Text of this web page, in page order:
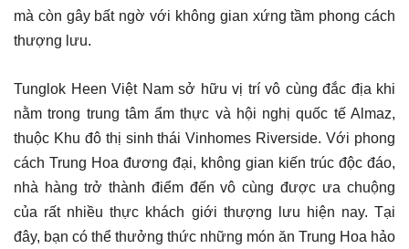
mà còn gây bất ngờ với không gian xứng tầm phong cách
thượng lưu.
Tunglok Heen Việt Nam sở hữu vị trí vô cùng đắc địa khi
nằm trong trung tâm ẩm thực và hội nghị quốc tế Almaz,
thuộc Khu đô thị sinh thái Vinhomes Riverside. Với phong
cách Trung Hoa đương đại, không gian kiến trúc độc đáo,
nhà hàng trở thành điểm đến vô cùng được ưa chuộng
của rất nhiều thực khách giới thượng lưu hiện nay. Tại
đây, bạn có thể thưởng thức những món ăn Trung Hoa hảo